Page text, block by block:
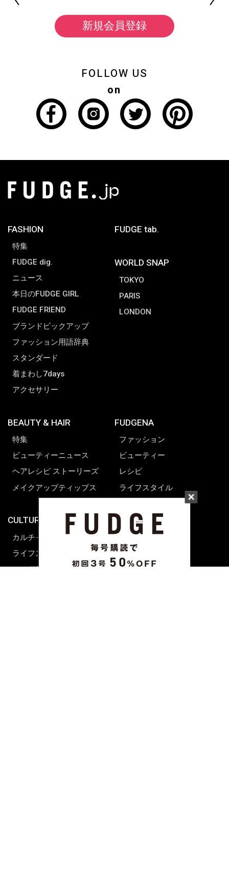
新規会員登録
FOLLOW US
on
FASHION
特集
FUDGE dig.
ニュース
本日のFUDGE GIRL
FUDGE FRIEND
ブランドピックアップ
ファッション用語辞典
スタンダード
着まわし7days
アクセサリー
FUDGE tab.
WORLD SNAP
TOKYO
PARIS
LONDON
BEAUTY & HAIR
特集
ビューティーニュース
ヘアレシピ ストーリーズ
メイクアップティップス
CULTURE & LIFE
カルチャー
ライフスタイル
フード&ドリンク
FUDGENA
ファッション
ビューティー
レシピ
ライフスタイル